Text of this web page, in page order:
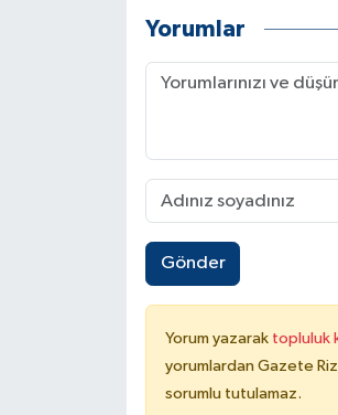
Yorumlar
Gönder
Yorum yazarak topluluk
yorumlardan Gazete
sorumlu tutulamaz.